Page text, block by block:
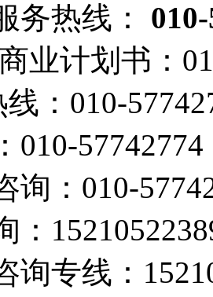
务热线：
业计划书：
： 010-
010-57742774
询： 010-
：
询专线：